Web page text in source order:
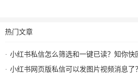
热门文章
小红书私信怎么筛选和一键已读？知你快回支持私聊群聊
小红书网页版私信可以发图片视频消息了？知你快回插件支